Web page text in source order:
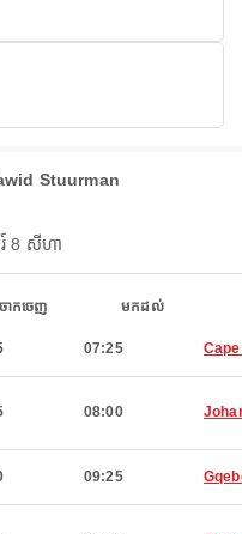
Stuurman
8 សីហា
ចាកចេញ មកដល់
07:25
08:00
09:25